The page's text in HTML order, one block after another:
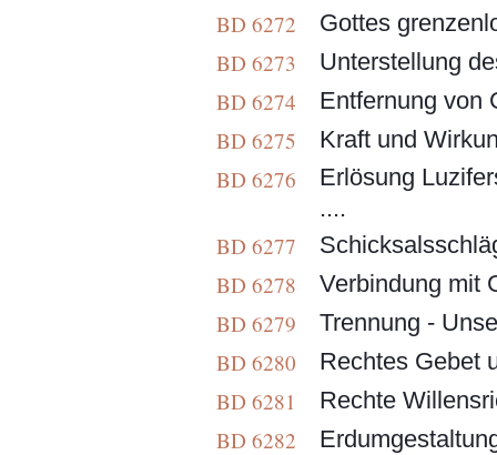
BD 6272
Gottes
BD 6273
Unterstellung
BD 6274
Entfernung von
BD 6275
Kraft und
BD 6276
Erlösung
....
BD 6277
BD 6278
Verbindung mit
BD 6279
Trennung -
BD 6280
Rechtes Gebet
BD 6281
Rechte
BD 6282